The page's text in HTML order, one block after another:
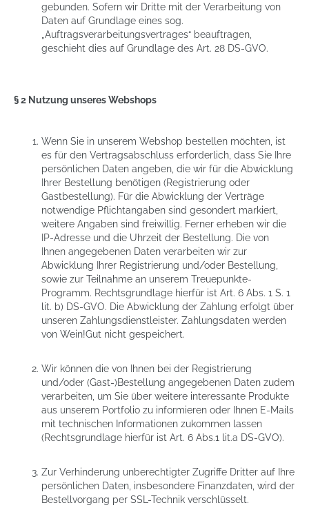
gebunden. Sofern wir Dritte mit der Verarbeitung von
Daten auf Grundlage eines sog.
„Auftragsverarbeitungsvertrages“ beauftragen,
geschieht dies auf Grundlage des Art. 28 DS-GVO.
§ 2 Nutzung unseres Webshops
Wenn Sie in unserem Webshop bestellen möchten, ist
es für den Vertragsabschluss erforderlich, dass Sie Ihre
persönlichen Daten angeben, die wir für die Abwicklung
Ihrer Bestellung benötigen (Registrierung oder
Gastbestellung). Für die Abwicklung der Verträge
notwendige Pflichtangaben sind gesondert markiert,
weitere Angaben sind freiwillig. Ferner erheben wir die
IP-Adresse und die Uhrzeit der Bestellung. Die von
Ihnen angegebenen Daten verarbeiten wir zur
Abwicklung Ihrer Registrierung und/oder Bestellung,
sowie zur Teilnahme an unserem Treuepunkte-
Programm. Rechtsgrundlage hierfür ist Art. 6 Abs. 1 S. 1
lit. b) DS-GVO. Die Abwicklung der Zahlung erfolgt über
unseren Zahlungsdienstleister. Zahlungsdaten werden
von Wein!Gut nicht gespeichert.
Wir können die von Ihnen bei der Registrierung
und/oder (Gast-)Bestellung angegebenen Daten zudem
verarbeiten, um Sie über weitere interessante Produkte
aus unserem Portfolio zu informieren oder Ihnen E-Mails
mit technischen Informationen zukommen lassen
(Rechtsgrundlage hierfür ist Art. 6 Abs.1 lit.a DS-GVO).
Zur Verhinderung unberechtigter Zugriffe Dritter auf Ihre
persönlichen Daten, insbesondere Finanzdaten, wird der
Bestellvorgang per SSL-Technik verschlüsselt.